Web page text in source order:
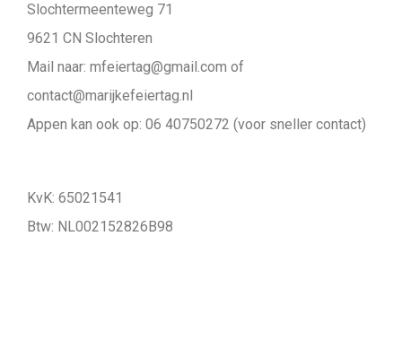
Slochtermeenteweg 71
9621 CN Slochteren
Mail naar: mfeiertag@gmail.com of
contact@marijkefeiertag.nl
Appen kan ook op: 06 40750272 (voor sneller contact)
KvK: 65021541
Btw: NL002152826B98